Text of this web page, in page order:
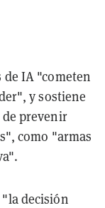
de IA "cometen
y sostiene
prevenir
como "armas
decisión